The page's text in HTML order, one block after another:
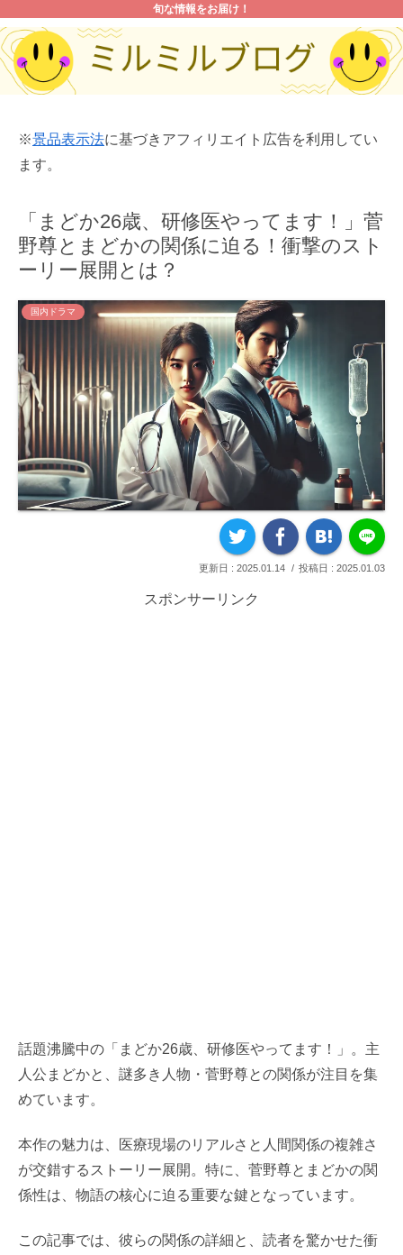
旬な情報をお届け！
※景品表示法に基づきアフィリエイト広告を利用してい
ます。
「まどか26歳、研修医やってます！」菅
野尊とまどかの関係に迫る！衝撃のスト
ーリー展開とは？
国内ドラマ
2025.01.14 2025.01.03
スポンサーリンク
話題沸騰中の「まどか26歳、研修医やってます！」。主
人公まどかと、謎多き人物・菅野尊との関係が注目を集
めています。
本作の魅力は、医療現場のリアルさと人間関係の複雑さ
が交錯するストーリー展開。特に、菅野尊とまどかの関
係性は、物語の核心に迫る重要な鍵となっています。
この記事では、彼らの関係の詳細と、読者を驚かせた衝